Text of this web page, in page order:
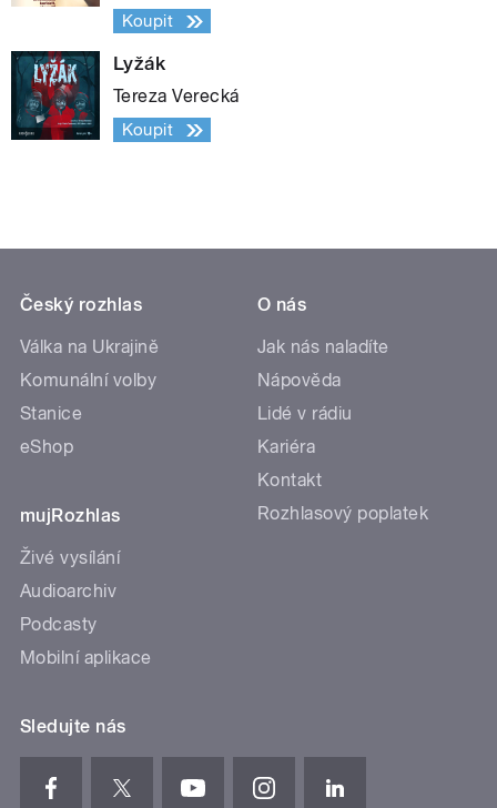
Koupit
Lyžák
Tereza Verecká
Koupit
Český rozhlas
Válka na Ukrajině
Komunální volby
Stanice
eShop
mujRozhlas
Živé vysílání
Audioarchiv
Podcasty
Mobilní aplikace
O nás
Jak nás naladíte
Nápověda
Lidé v rádiu
Kariéra
Kontakt
Rozhlasový poplatek
Sledujte nás